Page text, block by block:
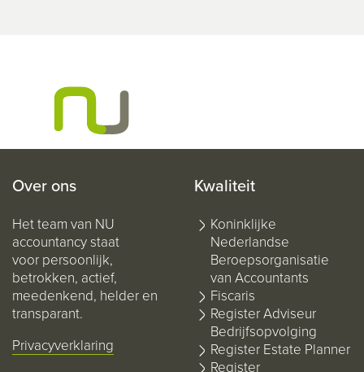
Over ons
Het team van NU
accountancy staat
voor persoonlijk,
betrokken, actief,
meedenkend, helder en
transparant.
Privacyverklaring
Kwaliteit
Koninklijke
Nederlandse
Beroepsorganisatie
van Accountants
Fiscaris
Register Adviseur
Bedrijfsopvolging
Register Estate Planner
Register